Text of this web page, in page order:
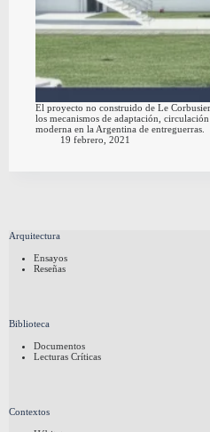
El proyecto no construido de Le
los mecanismos de adaptación,
moderna en la Argentina de entreguerras.
19 febrero, 2021
Arquitectura
Ensayos
Reseñas
Biblioteca
Documentos
Lecturas Críticas
Contextos